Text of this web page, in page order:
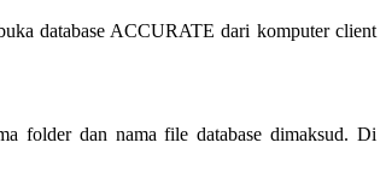
database ACCURATE dari komputer client
folder dan nama file database dimaksud. Di